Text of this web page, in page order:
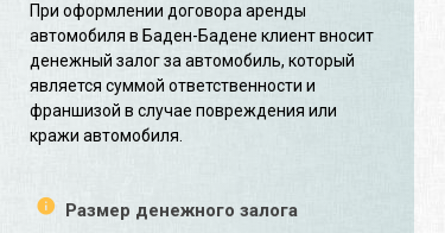
При оформлении договора аренды
автомобиля в Баден-Бадене клиент вносит
денежный залог за автомобиль, который
является суммой ответственности и
франшизой в случае повреждения или
кражи автомобиля.
Размер денежного залога